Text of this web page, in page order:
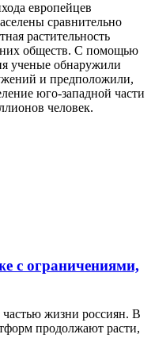
европейцев
сравнительно
растительность
обществ. С помощью
ученые обнаружили
и предположили,
юго-западной части
человек.
с ограничениями,
жизни россиян. В
продолжают расти,